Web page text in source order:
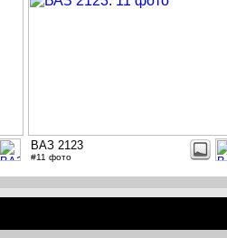
ВАЗ 2123
#11 фото